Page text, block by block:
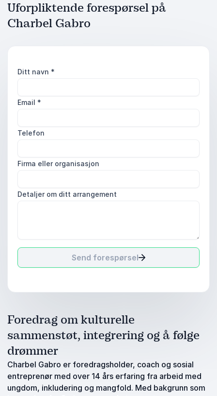
Uforpliktende forespørsel på
Charbel Gabro
Ditt navn *
Email *
Telefon
Firma eller organisasjon
Detaljer om ditt arrangement
Send forespørsel
Foredrag om kulturelle
sammenstøt, integrering og å følge
drømmer
Charbel Gabro er foredragsholder, coach og sosial
entreprenør med over 14 års erfaring fra arbeid med
ungdom, inkludering og mangfold. Med bakgrunn som